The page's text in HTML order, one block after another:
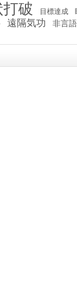
破 目標達成
遠隔気功 非言語